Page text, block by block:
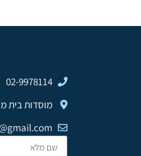
02-9978114
מוסדות בית